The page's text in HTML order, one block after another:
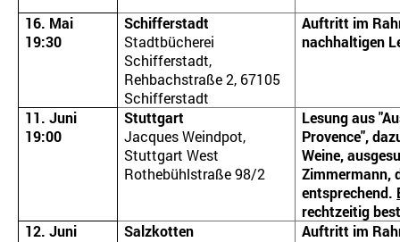
16. Mai
19:30
Schifferstadt
Stadtbücherei
Schifferstadt,
Rehbachstraße 2, 67105
Schifferstadt
Auftritt im
nachhaltigen
11. Juni
19:00
Stuttgart
Jacques Weindpot,
Stuttgart West
Rothebühlstraße 98/2
Lesung aus
Provence",
Weine,
Zimmermann,
entsprechend.
rechtzeitig
12. Juni
Salzkotten
Auftritt im